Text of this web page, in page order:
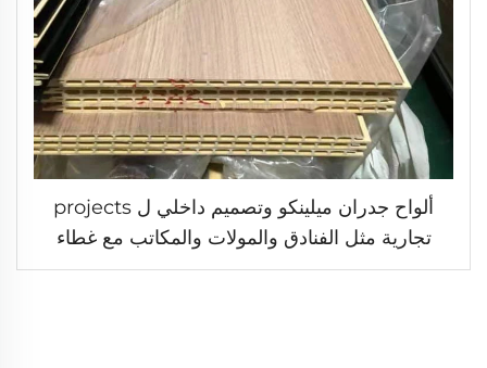
ألواح جدران ميلينكو وتصميم داخلي ل projects
تجارية مثل الفنادق والمولات والمكاتب مع غطاء
سقف من ألواح WPC ذات طبقة خشبية